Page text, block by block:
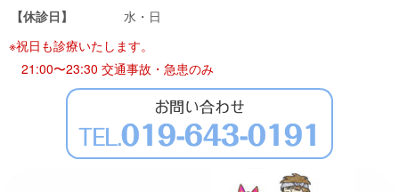
【休診日】
水・日
※祝日も診療いたします。
21:00〜23:30 交通事故・急患のみ